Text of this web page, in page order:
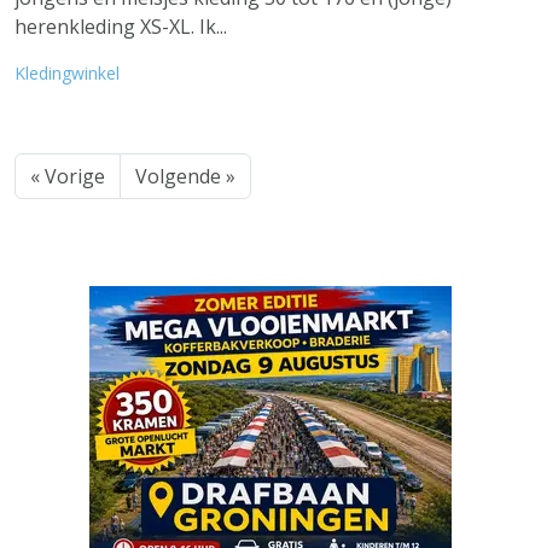
herenkleding XS-XL. Ik...
Kledingwinkel
« Vorige Volgende »